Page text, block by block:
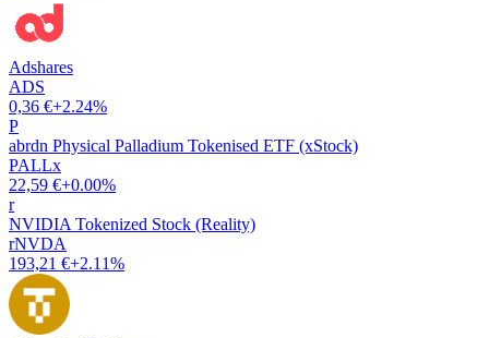
Adshares
ADS
0,36 €+2.24%
P
abrdn Physical Palladium Tokenised ETF (xStock)
PALLx
22,59 €+0.00%
r
NVIDIA Tokenized Stock (Reality)
rNVDA
193,21 €+2.11%